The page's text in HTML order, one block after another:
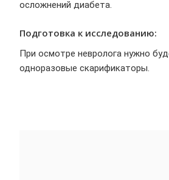
осложнений диабета.
Подготовка к исследованию:
При осмотре невролога нужно
одноразовые скарификаторы.